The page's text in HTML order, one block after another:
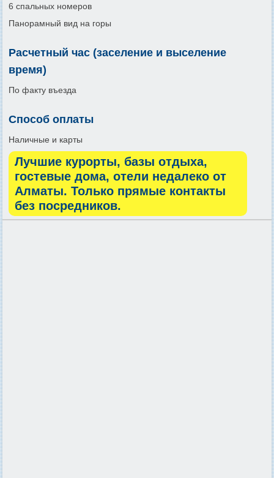
6 спальных номеров
Панорамный вид на горы
Расчетный час (заселение и выселение
время)
По факту въезда
Способ оплаты
Наличные и карты
Лучшие курорты, базы отдыха,
гостевые дома, отели недалеко от
Алматы. Только прямые контакты
без посредников.